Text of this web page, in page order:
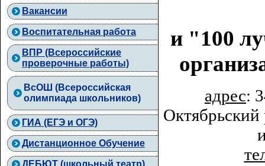
Вакансии
Воспитательная работа
ВПР (Всероссийские
проверочные работы)
ВcОШ (Всероссийская
олимпиада школьников)
ГИА (ЕГЭ и ОГЭ)
Дистанционное Обучение
ДЕБЮТ (школьный театр)
и "100
адрес: